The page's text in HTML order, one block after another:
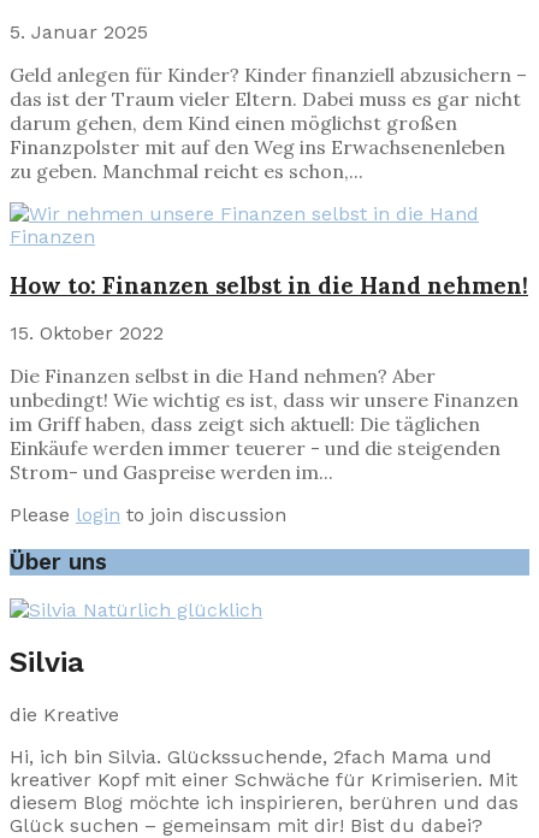
5. Januar 2025
Geld anlegen für Kinder? Kinder finanziell abzusichern –
das ist der Traum vieler Eltern. Dabei muss es gar nicht
darum gehen, dem Kind einen möglichst großen
Finanzpolster mit auf den Weg ins Erwachsenenleben
zu geben. Manchmal reicht es schon,...
Finanzen
How to: Finanzen selbst in die Hand nehmen!
15. Oktober 2022
Die Finanzen selbst in die Hand nehmen? Aber
unbedingt! Wie wichtig es ist, dass wir unsere Finanzen
im Griff haben, dass zeigt sich aktuell: Die täglichen
Einkäufe werden immer teuerer - und die steigenden
Strom- und Gaspreise werden im...
Please login to join discussion
Über uns
Silvia
die Kreative
Hi, ich bin Silvia. Glückssuchende, 2fach Mama und
kreativer Kopf mit einer Schwäche für Krimiserien. Mit
diesem Blog möchte ich inspirieren, berühren und das
Glück suchen – gemeinsam mit dir! Bist du dabei?